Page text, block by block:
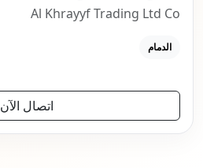
Al Khrayyf Trading Ltd Co
الدمام
اتصال الآن